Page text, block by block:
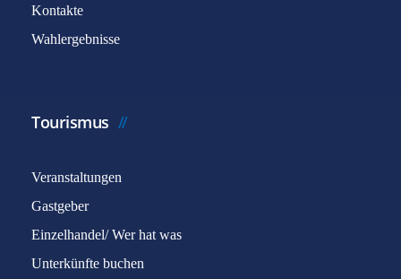
Kontakte
Wahlergebnisse
Tourismus
Veranstaltungen
Gastgeber
Einzelhandel/ Wer hat was
Unterkünfte buchen